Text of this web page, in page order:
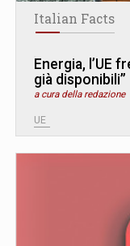
Italian Facts
Energia, l’UE
già disponibili”
a cura della redazione
UE